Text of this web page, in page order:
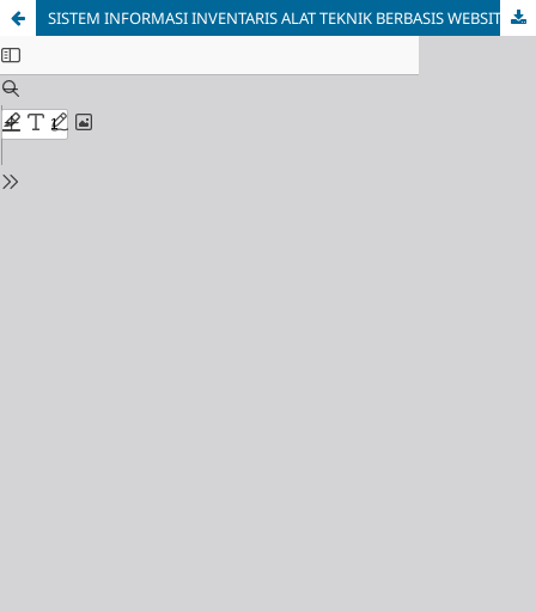
SISTEM INFORMASI INVENTARIS ALAT TEKNIK BERBASIS WEBSITE